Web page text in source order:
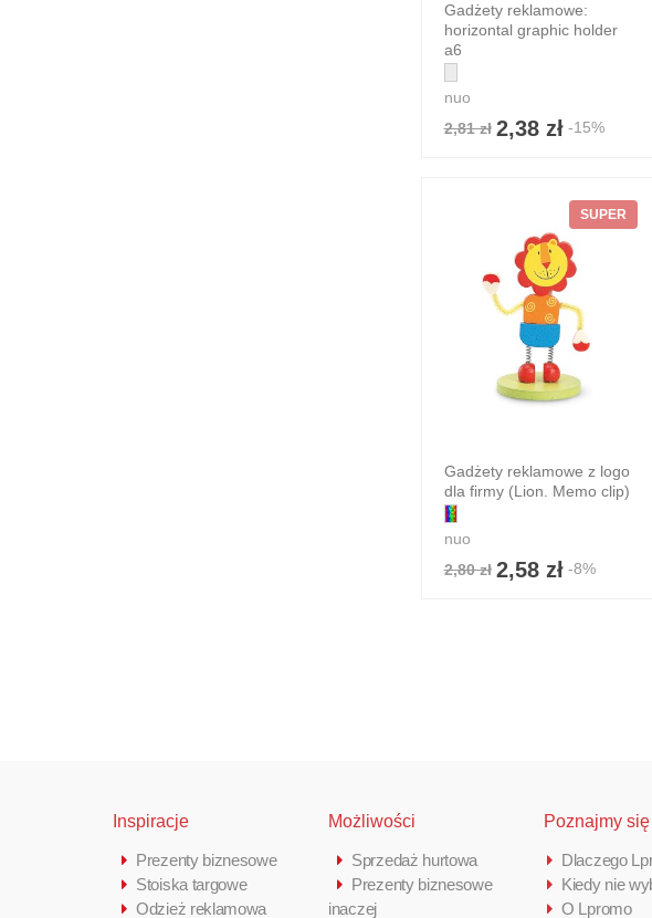
Gadżety reklamowe:
horizontal graphic holder
a6
nuo
2,81 zł 2,38 zł-15%
SUPER
Gadżety reklamowe z logo
dla firmy (Lion. Memo clip)
nuo
2,80 zł 2,58 zł-8%
Inspiracje
Prezenty biznesowe
Stoiska targowe
Odzież reklamowa
Możliwości
Sprzedaż hurtowa
Prezenty biznesowe
inaczej
Poznajmy się
Dlaczego
Kiedy nie
O Lpromo